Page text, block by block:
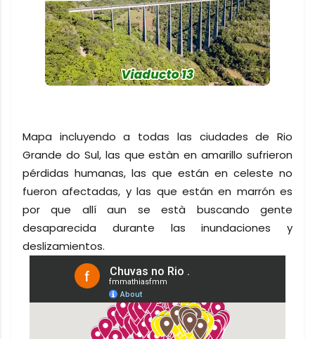
Mapa incluyendo a todas las ciudades de Rio
Grande do Sul, las que estàn en amarillo sufrieron
pérdidas humanas, las que están en celeste no
fueron afectadas, y las que están en marrón es
por que allí aun se està buscando gente
desaparecida durante las inundaciones y
deslizamientos.